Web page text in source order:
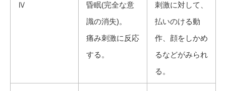
Ⅳ
昏眠(完全な意
識の消失)。
痛み刺激に反応
する。
刺激に対して、
払いのける動
作、顔をしかめ
るなどがみられ
る。